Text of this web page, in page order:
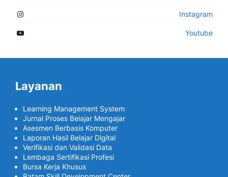
Instagram
Youtube
Layanan
Learning Management System
Jurnal Proses Belajar Mengajar
Asesmen Berbasis Komputer
Laporan Hasil Belajar Digital
Verifikasi dan Validasi Data
Lembaga Sertifikasi Profesi
Bursa Kerja Khusus